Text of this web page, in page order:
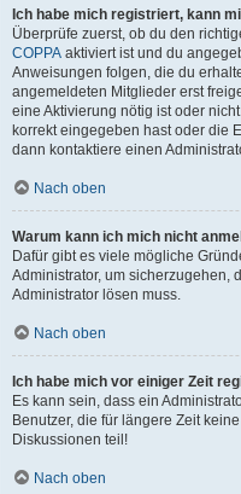
Ich habe mich registriert, kann
Überprüfe zuerst, ob du den
COPPA aktiviert ist und du
Anweisungen folgen, die du
angemeldeten Mitglieder erst
eine Aktivierung nötig ist oder
korrekt eingegeben hast oder die
dann kontaktiere einen
Nach oben
Warum kann ich mich nicht
Dafür gibt es viele mögliche
Administrator, um sicherzugehen,
Administrator lösen muss.
Nach oben
Ich habe mich vor einiger Zeit
Es kann sein, dass ein
Benutzer, die für längere Zeit
Diskussionen teil!
Nach oben